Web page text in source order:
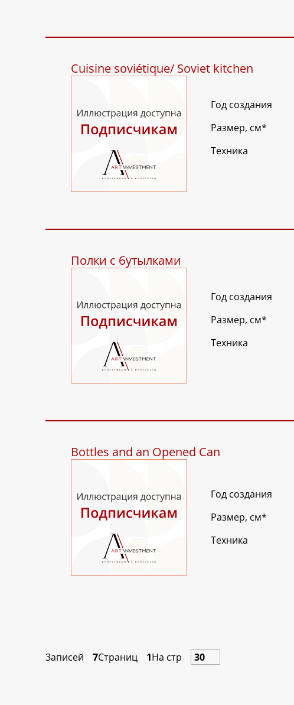
Cuisine soviétique/ Soviet kitchen
Год создания
Размер, см*
Техника
Полки с бутылками
Год создания
Размер, см*
Техника
Bottles and an Opened Can
Год создания
Размер, см*
Техника
Записей 7Страниц 1На стр